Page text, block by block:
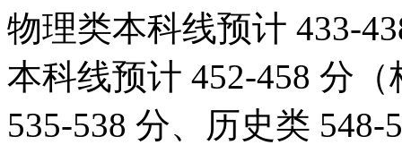
物理类本科线预计 433-
本科线预计 452-458 分
535-538 分、历史类